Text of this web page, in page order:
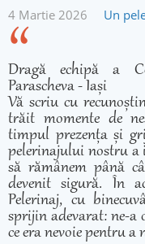
4 Martie 2026 Un
Dragă echipă a
Parascheva - Iași
Vă scriu cu
trăit momente de
timpul prezența și
pelerinajului nostru
să rămânem până
devenit sigură. În
Pelerinaj, cu
sprijin adevarat: ne-a
ce era nevoie pentru